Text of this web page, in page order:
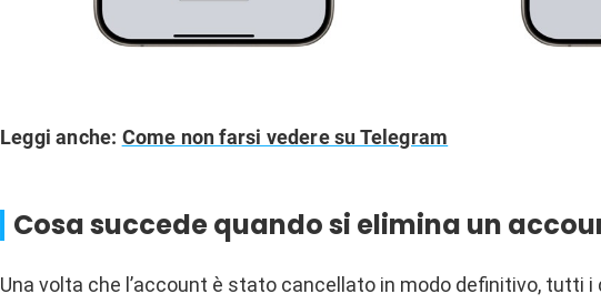
Leggi anche: Come non farsi vedere su Telegram
Cosa succede quando si elimina un
Una volta che l’account è stato cancellato in modo definitivo, tutti